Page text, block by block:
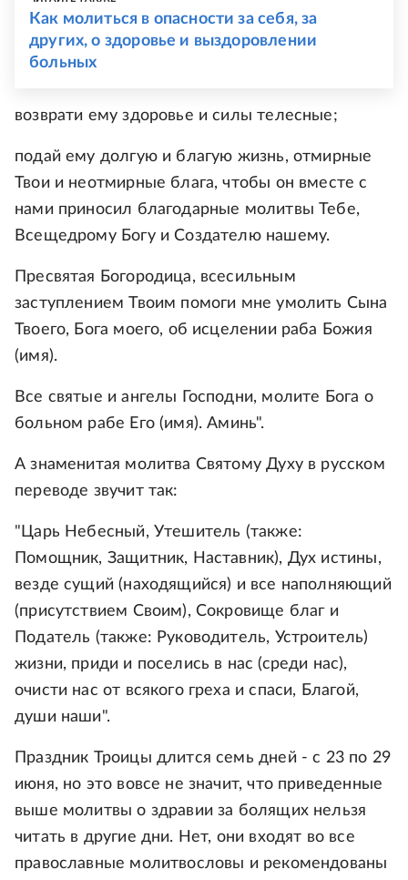
Как молиться в опасности за себя, за
других, о здоровье и выздоровлении
больных
возврати ему здоровье и силы телесные;
подай ему долгую и благую жизнь, отмирные
Твои и неотмирные блага, чтобы он вместе с
нами приносил благодарные молитвы Тебе,
Всещедрому Богу и Создателю нашему.
Пресвятая Богородица, всесильным
заступлением Твоим помоги мне умолить Сына
Твоего, Бога моего, об исцелении раба Божия
(имя).
Все святые и ангелы Господни, молите Бога о
больном рабе Его (имя). Аминь".
А знаменитая молитва Святому Духу в русском
переводе звучит так:
"Царь Небесный, Утешитель (также:
Помощник, Защитник, Наставник), Дух истины,
везде сущий (находящийся) и все наполняющий
(присутствием Своим), Сокровище благ и
Податель (также: Руководитель, Устроитель)
жизни, приди и поселись в нас (среди нас),
очисти нас от всякого греха и спаси, Благой,
души наши".
Праздник Троицы длится семь дней - с 23 по 29
июня, но это вовсе не значит, что приведенные
выше молитвы о здравии за болящих нельзя
читать в другие дни. Нет, они входят во все
православные молитвословы и рекомендованы